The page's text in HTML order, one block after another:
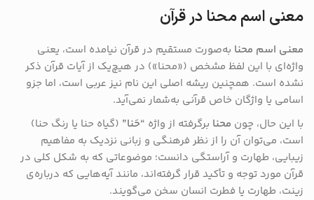
معنی اسم محنا در قرآن
معنی اسم محنا به‌صورت مستقیم در قرآن نیامده است، یعنی
واژه‌ای با این لفظ مشخص («محنا») در هیچ‌یک از آیات قرآن ذکر
نشده است. همچنین ریشه اصلی این نام نیز عربی است، اما جزو
اسامی یا واژگان خاص قرآنی به‌شمار نمی‌آید.
با این حال، چون محنا برگرفته از واژه “حَنا” (گیاه حنا یا رنگ حنا)
است، می‌توان آن را از نظر فرهنگی و زبانی نزدیک به مفاهیم
زیبایی، طهارت و آراستگی دانست؛ موضوعاتی که به شکل کلی در
قرآن مورد توجه و تأکید قرار گرفته‌اند، مانند آیه‌هایی که درباره‌ی
زینت، طهارت یا فطرت انسان سخن می‌گویند.